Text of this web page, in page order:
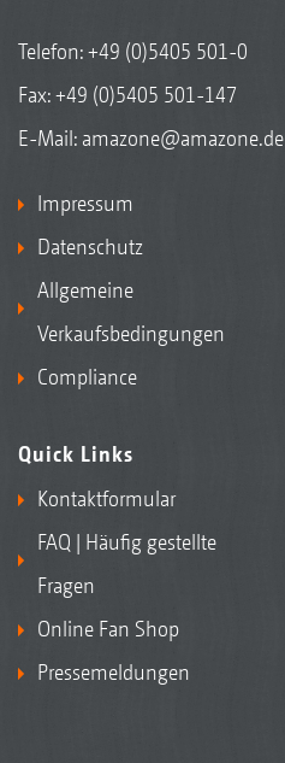
Telefon:+49 (0)5405 501-0
Fax: +49 (0)5405 501-147
E-Mail: amazone@amazone.de
Impressum
Datenschutz
Allgemeine
Verkaufsbedingungen
Compliance
Quick Links
Kontaktformular
FAQ | Häufig gestellte
Fragen
Online Fan Shop
Pressemeldungen